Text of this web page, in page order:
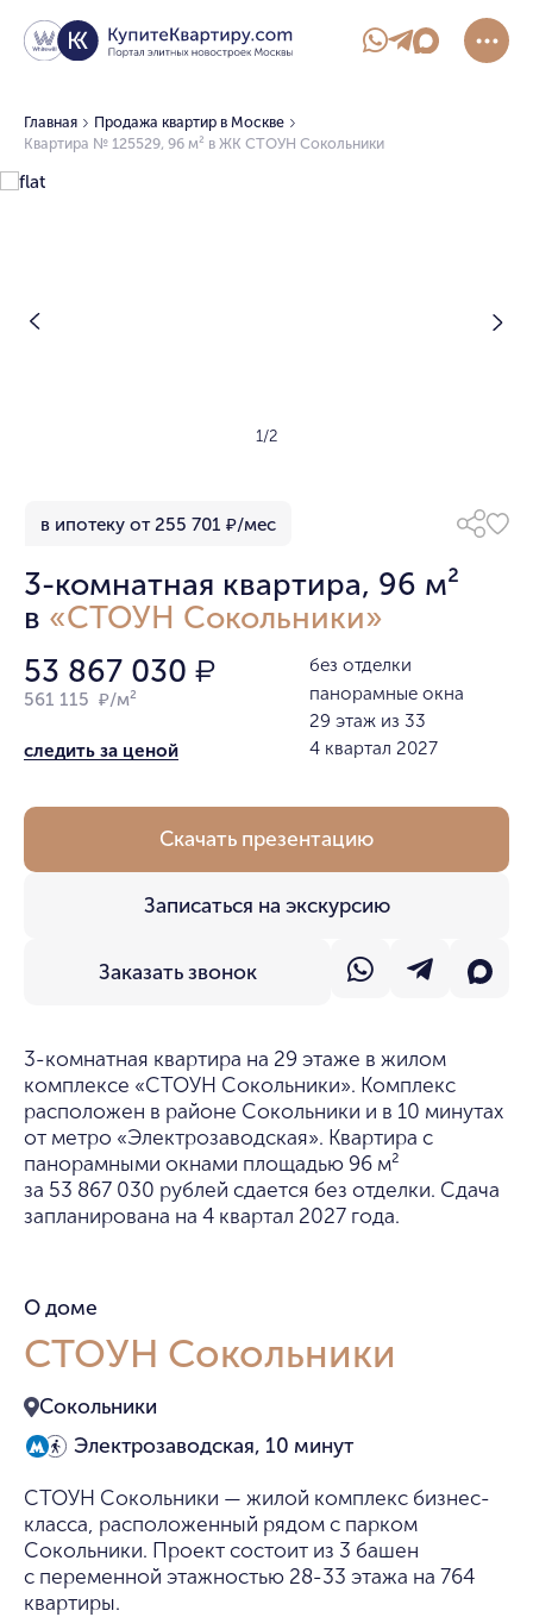
Главная
Продажа квартир в Москве
Квартира № 125529, 96 м² в ЖК СТОУН Сокольники
3-комнатная квартира, 96 м²
в «СТОУН Сокольники»
в ипотеку от 255 701 ₽/мес
1/2
53 867 030 ₽
561 115 ₽/м²
следить за ценой
без отделки
панорамные окна
29 этаж из 33
4 квартал 2027
Заказать звонок
Записаться на экскурсию
Скачать презентацию
3-комнатная квартира на 29 этаже в жилом
комплексе «СТОУН Сокольники». Комплекс
расположен в районе Сокольники и в 10 минутах
от метро «Электрозаводская». Квартира с
панорамными окнами площадью 96 м²
за 53 867 030 рублей сдается без отделки. Сдача
запланирована на 4 квартал 2027 года.
О доме
СТОУН Сокольники
Сокольники
Электрозаводская, 10 минут
СТОУН Сокольники — жилой комплекс бизнес-
класса, расположенный рядом с парком
Сокольники. Проект состоит из 3 башен
с переменной этажностью 28-33 этажа на 764
квартиры.